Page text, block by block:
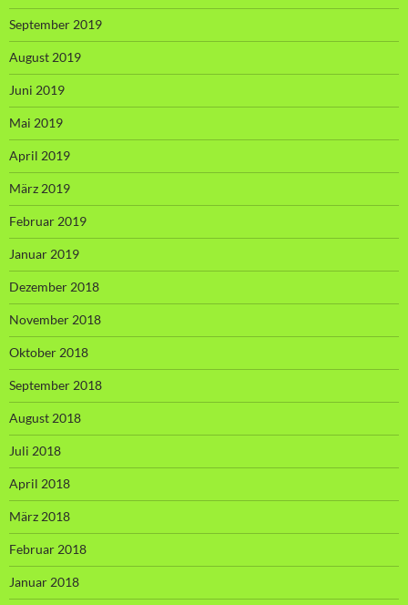
September 2019
August 2019
Juni 2019
Mai 2019
April 2019
März 2019
Februar 2019
Januar 2019
Dezember 2018
November 2018
Oktober 2018
September 2018
August 2018
Juli 2018
April 2018
März 2018
Februar 2018
Januar 2018